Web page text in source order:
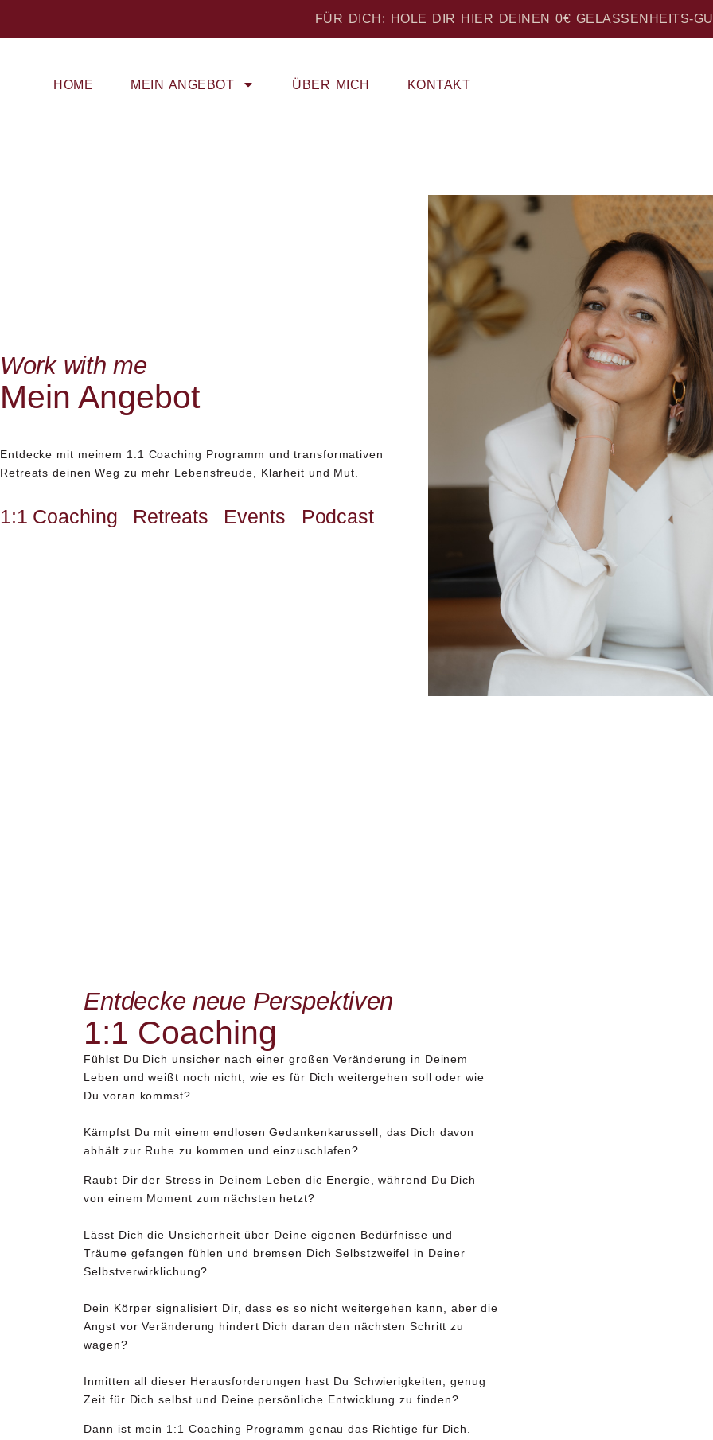
FÜR DICH: HOLE DIR HIER DEINEN 0€ GELASSENHEITS-
HOME MEIN ANGEBOT ÜBER MICH KONTAKT
Work with me
Mein Angebot
Entdecke mit meinem 1:1 Coaching Programm und transformativen
Retreats deinen Weg zu mehr Lebensfreude, Klarheit und Mut.
1:1 Coaching Retreats Events Podcast
Entdecke neue Perspektiven
1:1 Coaching
Fühlst Du Dich unsicher nach einer großen Veränderung in Deinem
Leben und weißt noch nicht, wie es für Dich weitergehen soll oder wie
Du voran kommst?
Kämpfst Du mit einem endlosenGedankenkarussell , das Dich davon
abhält zur Ruhe zu kommen und einzuschlafen?
Raubt Dir derStress in Deinem Leben die Energie, während Du Dich
von einem Moment zum nächsten hetzt?
Lässt Dich die Unsicherheit über Deine eigenen Bedürfnisse und
Träume gefangen fühlen und bremsen DichSelbstzweifel in Deiner
Selbstverwirklichung?
Dein Körper signalisiert Dir, dass es so nicht weitergehen kann, aber die
Angst vor Veränderung hindert Dich daran den nächsten Schritt zu
wagen?
Inmitten all dieser Herausforderungen hast Du Schwierigkeiten, genug
Zeit für Dich selbst und Deine persönliche Entwicklung zu finden?
Dann ist mein 1:1 Coaching Programm genau das Richtige für Dich.